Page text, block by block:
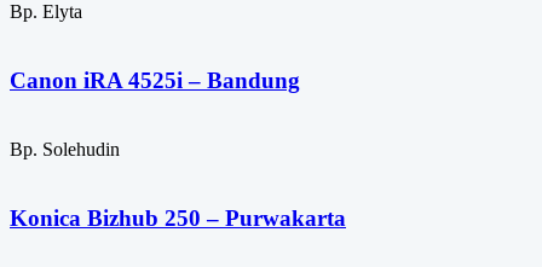
Bp. Elyta
Canon iRA 4525i – Bandung
Bp. Solehudin
Konica Bizhub 250 – Purwakarta